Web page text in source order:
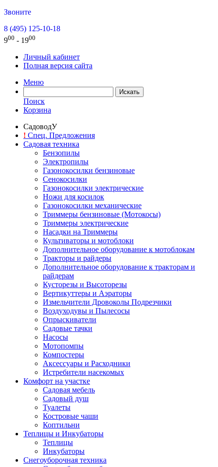
Звоните
8 (495) 125-10-18
900 - 1900
Личный кабинет
Полная версия сайта
Меню
Поиск
Корзина
СадоводУ
! Спец. Предложения
Садовая техника
Бензопилы
Электропилы
Газонокосилки бензиновые
Сенокосилки
Газонокосилки электрические
Ножи для косилок
Газонокосилки механические
Триммеры бензиновые (Мотокосы)
Триммеры электрические
Насадки на Триммеры
Культиваторы и мотоблоки
Дополнительное оборудование к мотоблокам
Тракторы и райдеры
Дополнительное оборудование к тракторам и
райдерам
Кусторезы и Высоторезы
Вертикуттеры и Аэраторы
Измельчители Дровоколы Подрезчики
Воздуходувы и Пылесосы
Опрыскиватели
Садовые тачки
Насосы
Мотопомпы
Компостеры
Аксессуары и Расходники
Истребители насекомых
Комфорт на участке
Садовая мебель
Садовый душ
Туалеты
Костровые чаши
Коптильни
Теплицы и Инкубаторы
Теплицы
Инкубаторы
Снегоуборочная техника